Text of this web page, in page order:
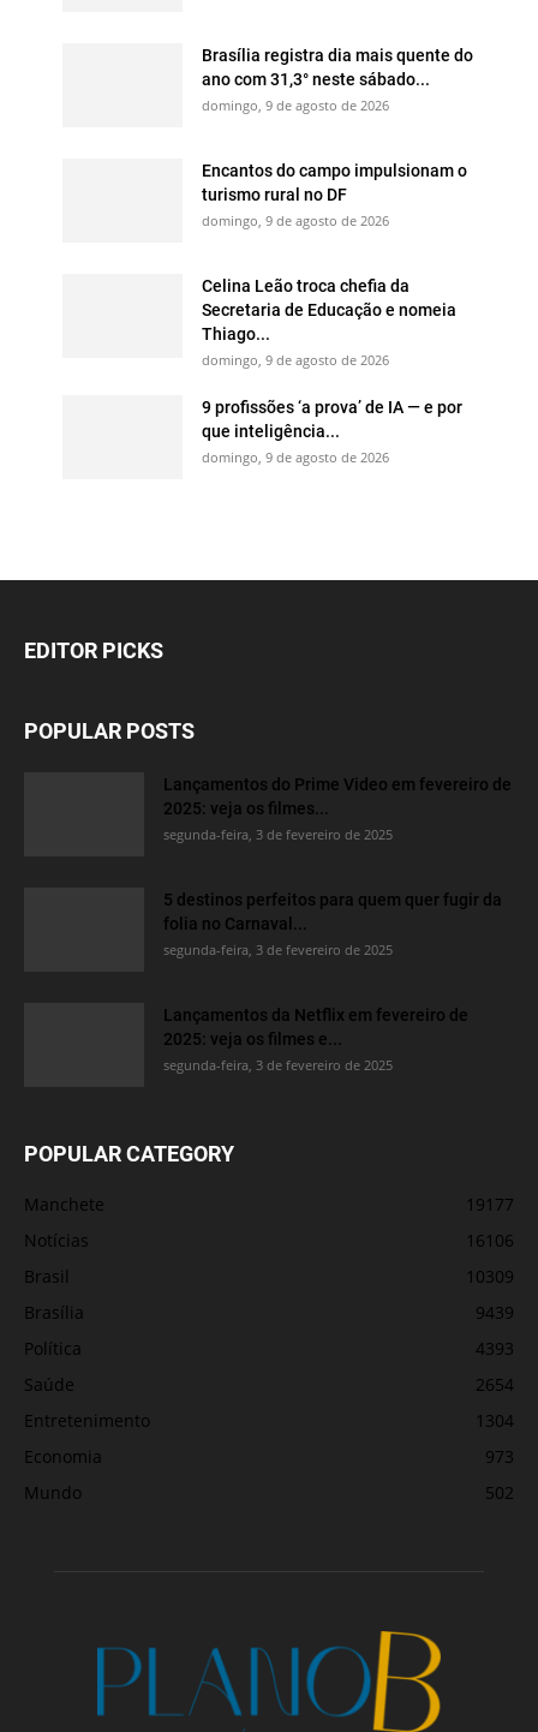
Brasília registra dia mais quente do
ano com 31,3° neste sábado...
domingo, 9 de agosto de 2026
Encantos do campo impulsionam o
turismo rural no DF
domingo, 9 de agosto de 2026
Celina Leão troca chefia da
Secretaria de Educação e nomeia
Thiago...
domingo, 9 de agosto de 2026
9 profissões ‘a prova’ de IA — e por
que inteligência...
domingo, 9 de agosto de 2026
EDITOR PICKS
POPULAR POSTS
Lançamentos do Prime Video em fevereiro de
2025: veja os filmes...
segunda-feira, 3 de fevereiro de 2025
5 destinos perfeitos para quem quer fugir da
folia no Carnaval...
segunda-feira, 3 de fevereiro de 2025
Lançamentos da Netflix em fevereiro de
2025: veja os filmes e...
segunda-feira, 3 de fevereiro de 2025
POPULAR CATEGORY
Manchete
19177
Notícias
16106
Brasil
10309
Brasília
9439
Política
4393
Saúde
2654
Entretenimento
1304
Economia
973
Mundo
502